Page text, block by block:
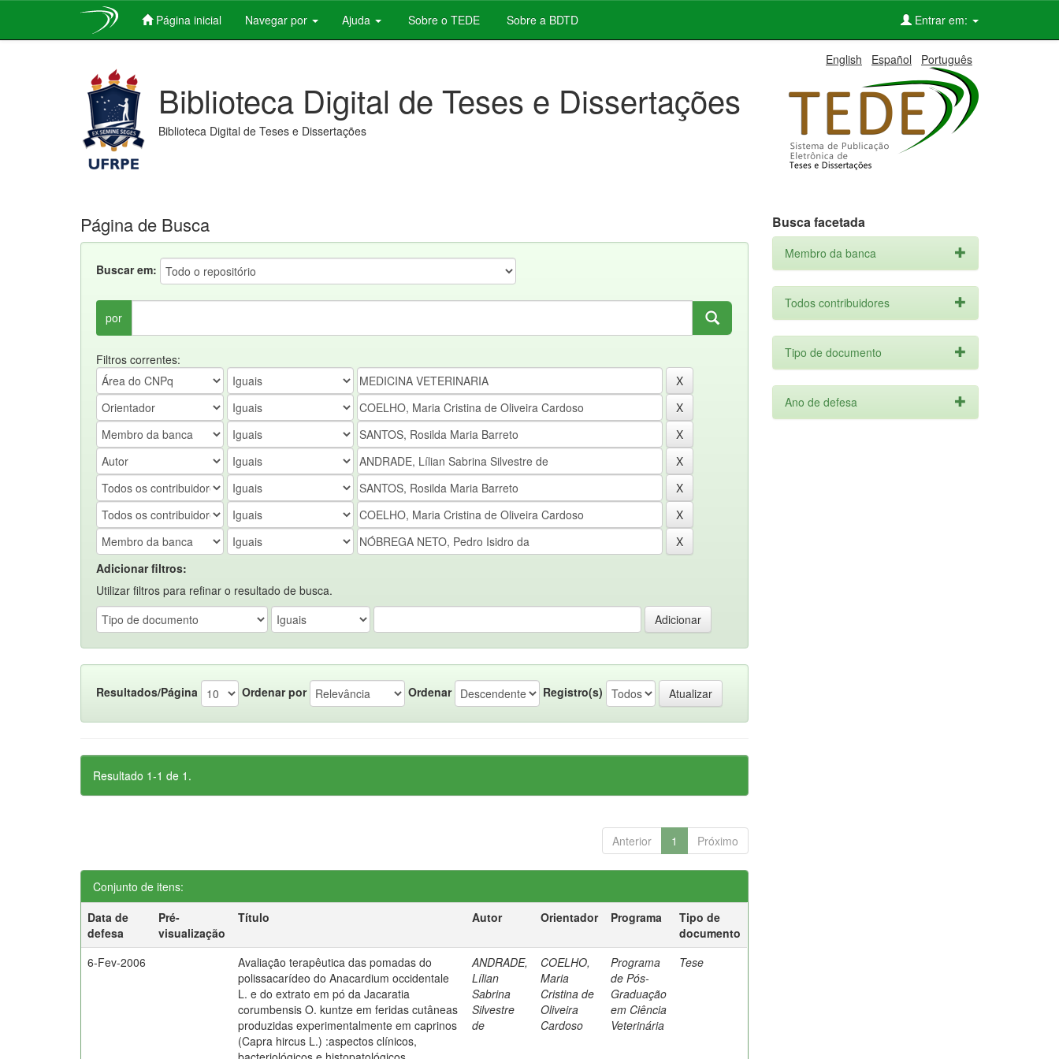
Página inicial Navegar por Ajuda Sobre o TEDE Sobre a BDTD Entrar em:
English Español Português
Biblioteca Digital de Teses e Dissertações
Biblioteca Digital de Teses e Dissertações
Página de Busca
Buscar em:
por
Filtros correntes:
Adicionar filtros:
Utilizar filtros para refinar o resultado de busca.
Resultados/Página Ordenar por Ordenar Registro(s)
Resultado 1-1 de 1.
Anterior 1 Próximo
Conjunto de itens:
Data de
defesa
Pré-
visualização
Título Autor Orientador Programa
Tipo de
documento
6-Fev-2006
Avaliação terapêutica das pomadas do
polissacarídeo do Anacardium occidentale
L. e do extrato em pó da Jacaratia
corumbensis O. kuntze em feridas cutâneas
produzidas experimentalmente em caprinos
(Capra hircus L.) :aspectos clínicos,
ANDRADE,
Lílian
Sabrina
Silvestre
de
COELHO,
Maria
Cristina de
Oliveira
Cardoso
Programa
de Pós-
Graduação
em Ciência
Veterinária
Tese
Busca facetada
Membro da banca
Todos contribuidores
Tipo de documento
Ano de defesa